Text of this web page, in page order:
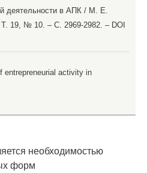
деятельности в АПК / М. Е.
19, № 10. – С. 2969-2982. – DOI
entrepreneurial activity in
необходимостью
форм